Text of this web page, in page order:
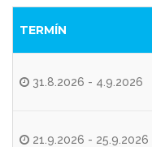
TERMÍN
31.8.2026 - 4.9.2026
21.9.2026 - 25.9.2026